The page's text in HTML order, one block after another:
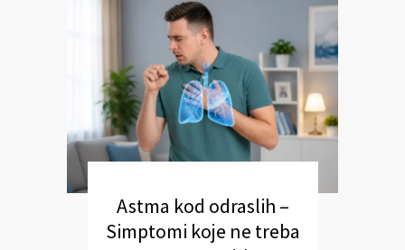
Astma kod odraslih –
Simptomi koje ne treba